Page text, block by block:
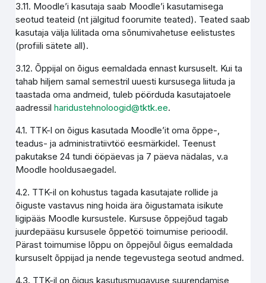
3.11. Moodle’i kasutaja saab Moodle’i kasutamisega
seotud teateid (nt jälgitud foorumite teated). Teated saab
kasutaja välja lülitada oma sõnumivahetuse eelistustes
(profiili sätete all).
3.12. Õppijal on õigus eemaldada ennast kursuselt. Kui ta
tahab hiljem samal semestril uuesti kursusega liituda ja
taastada oma andmeid, tuleb pöörduda kasutajatoele
aadressilharidustehnoloogid@tktk.ee.
4.1. TTK-l on õigus kasutada Moodle’it oma õppe-,
teadus- ja administratiivtöö eesmärkidel. Teenust
pakutakse 24 tundi ööpäevas ja 7 päeva nädalas, v.a
Moodle hooldusaegadel.
4.2. TTK-il on kohustus tagada kasutajate rollide ja
õiguste vastavus ning hoida ära õigustamata isikute
ligipääs Moodle kursustele. Kursuse õppejõud tagab
juurdepääsu kursusele õppetöö toimumise perioodil.
Pärast toimumise lõppu on õppejõul õigus eemaldada
kursuselt õppijad ja nende tegevustega seotud andmed.
4.3. TTK-il on õigus kasutusmugavuse suurendamise